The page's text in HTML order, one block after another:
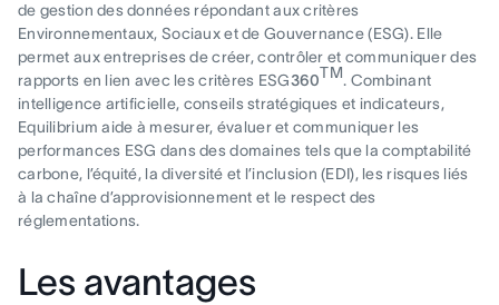
de gestion des données répondant aux critères
Environnementaux, Sociaux et de Gouvernance (ESG). Elle
permet aux entreprises de créer, contrôler et communiquer des
rapports en lien avec les critères ESG360TM. Combinant
intelligence artificielle, conseils stratégiques et indicateurs,
Equilibrium aide à mesurer, évaluer et communiquer les
performances ESG dans des domaines tels que la comptabilité
carbone, l’équité, la diversité et l’inclusion (EDI), les risques liés
à la chaîne d’approvisionnement et le respect des
réglementations.
Les avantages